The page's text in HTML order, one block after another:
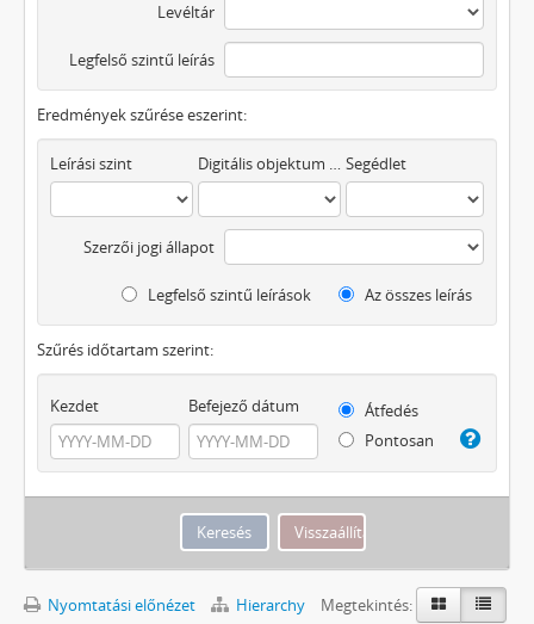
Levéltár
Legfelső szintű leírás
Eredmények szűrése eszerint:
Leírási szint Digitális objektum áll rendelkezésre Segédlet
Szerzői jogi állapot
Legfelső szintű leírások Az összes leírás
Szűrés időtartam szerint:
Kezdet Befejező dátum
Átfedés
Pontosan
Nyomtatási előnézet Hierarchy
Megtekintés: